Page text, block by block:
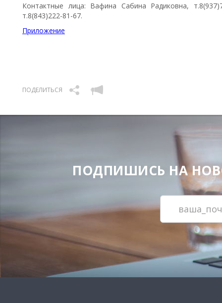
Контактные лица: Вафина Сабина Радиковна,
т.8(843)222-81-67.
Приложение
ПОДЕЛИТЬСЯ
ПОДПИШИСЬ НА